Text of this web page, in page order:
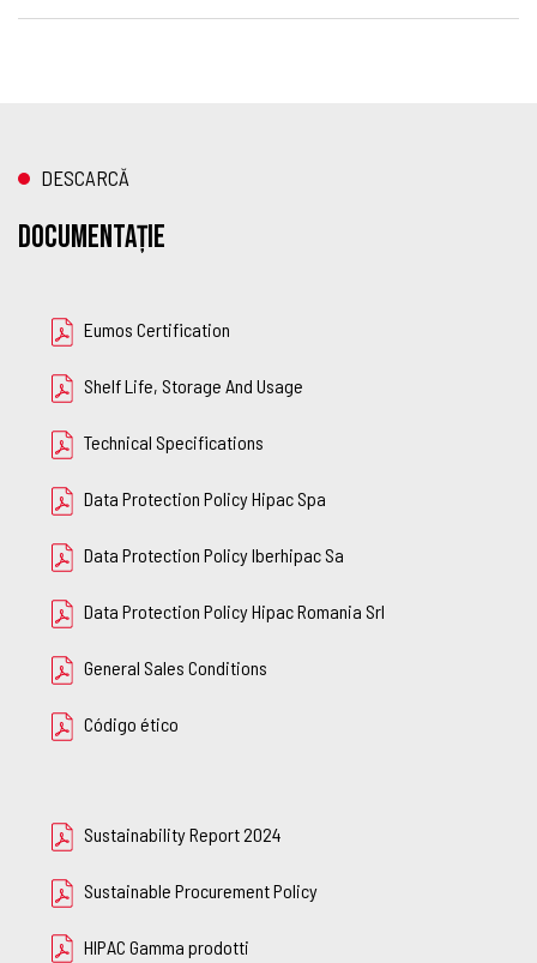
DESCARCĂ
Documentație
Eumos Certification
Shelf Life, Storage And Usage
Technical Specifications
Data Protection Policy Hipac Spa
Data Protection Policy Iberhipac Sa
Data Protection Policy Hipac Romania Srl
General Sales Conditions
Código ético
Sustainability Report 2024
Sustainable Procurement Policy
HIPAC Gamma prodotti